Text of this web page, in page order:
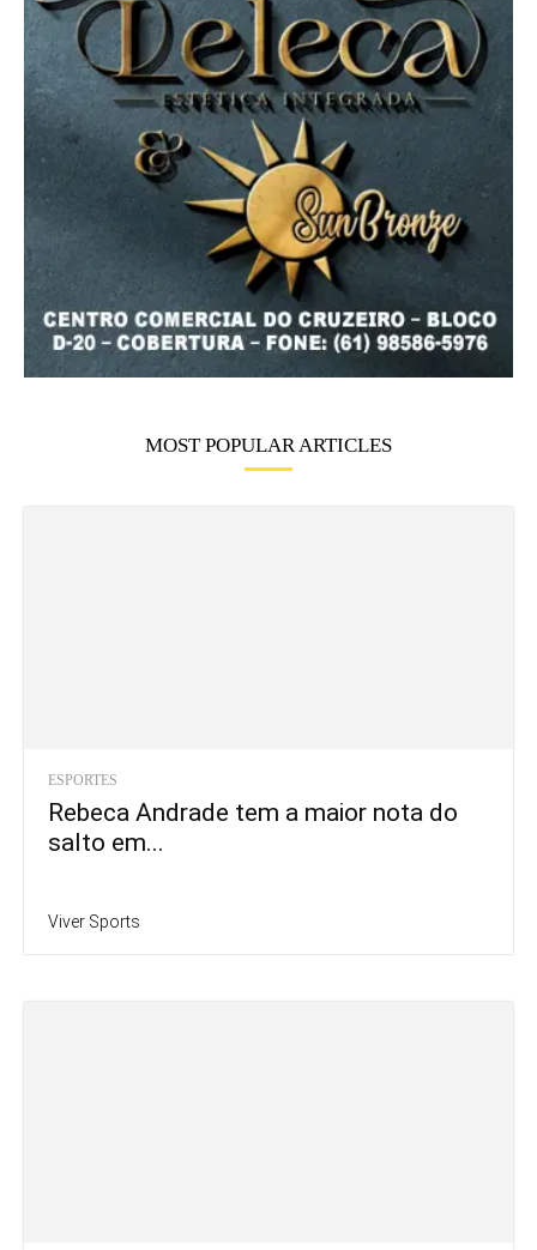
MOST POPULAR ARTICLES
ESPORTES
Rebeca Andrade tem a maior nota do
salto em...
Viver Sports